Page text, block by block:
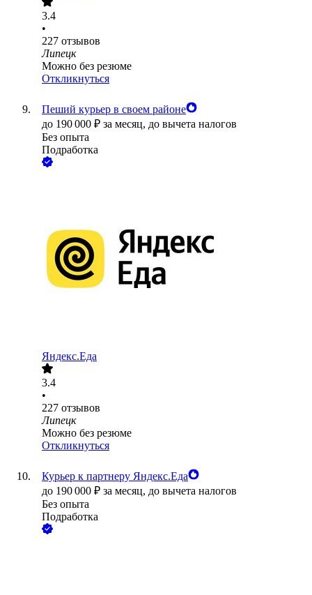
3.4
•
227 отзывов
Липецк
Можно без резюме
Откликнуться
Пеший курьер в своем районе
до 190 000 ₽ за месяц, до вычета налогов
Без опыта
Подработка
Яндекс.Еда
3.4
•
227 отзывов
Липецк
Можно без резюме
Откликнуться
Курьер к партнеру Яндекс.Еда
до 190 000 ₽ за месяц, до вычета налогов
Без опыта
Подработка